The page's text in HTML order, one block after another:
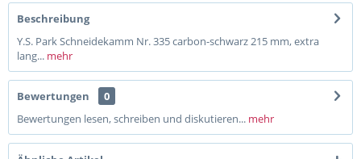
Beschreibung
Y.S. Park Schneidekamm Nr. 335 carbon-schwarz 215 mm, extra
lang... mehr
Bewertungen
0
Bewertungen lesen, schreiben und diskutieren... mehr